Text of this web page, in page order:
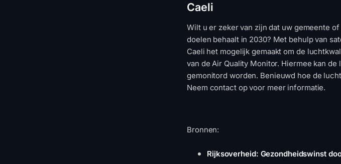
Caeli
Wilt u er zeker van zijn dat uw gemeente
doelen behaalt in 2030? Met behulp van
Caeli het mogelijk gemaakt om de
van de Air Quality Monitor. Hiermee kan
gemonitord worden. Benieuwd hoe de
Neem contact op voor meer informatie.
Bronnen:
Rijksoverheid: Gezondheidswinst